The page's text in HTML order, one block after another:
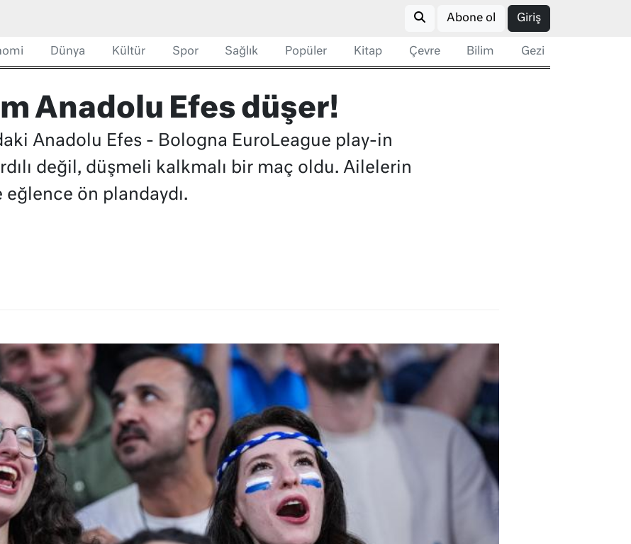
Abone ol Giriş
Dünya Kültür Spor Sağlık Popüler Kitap Çevre Bilim Gezi
Anadolu Efes düşer!
Anadolu Efes - Bologna EuroLeague play-in
değil, düşmeli kalkmalı bir maç oldu. Ailelerin
ön plandaydı.